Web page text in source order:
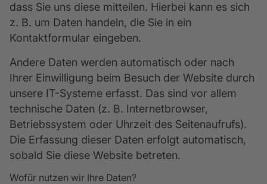
dass Sie uns diese mitteilen. Hierbei kann es sich
z. B. um Daten handeln, die Sie in ein
Kontaktformular eingeben.
Andere Daten werden automatisch oder nach
Ihrer Einwilligung beim Besuch der Website durch
unsere IT-Systeme erfasst. Das sind vor allem
technische Daten (z. B. Internetbrowser,
Betriebssystem oder Uhrzeit des Seitenaufrufs).
Die Erfassung dieser Daten erfolgt automatisch,
sobald Sie diese Website betreten.
Wofür nutzen wir Ihre Daten?